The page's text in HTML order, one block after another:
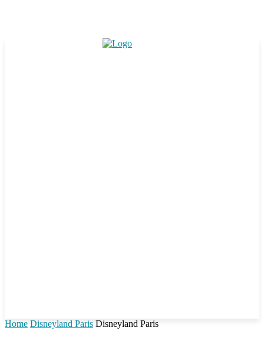
Home Disneyland Paris Disneyland Paris